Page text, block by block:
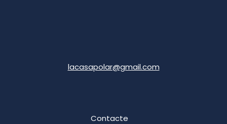
lacasapolar@gmail.com
Contacte